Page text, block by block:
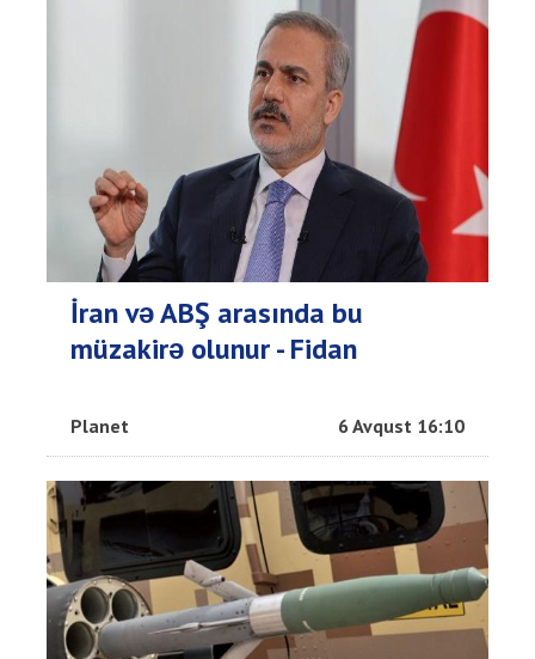
İran və ABŞ arasında bu
müzakirə olunur - Fidan
Planet 6 Avqust 16:10